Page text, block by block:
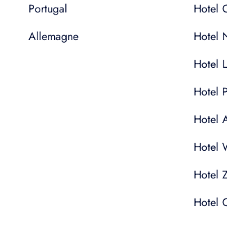
Portugal
Allemagne
Hotel
Hotel
Hotel
Hotel
Hotel
Hotel
Hotel
Hotel